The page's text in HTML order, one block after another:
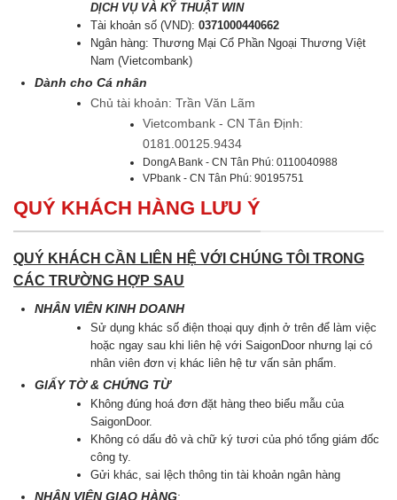
DỊCH VỤ VÀ KỸ THUẬT WIN
Tài khoản số (VND):0371000440662
Ngân hàng: Thương Mại Cổ Phần Ngoại Thương Việt
Nam (Vietcombank)
Dành cho Cá nhân
Chủ tài khoản: Trần Văn Lãm
Vietcombank - CN Tân Định:
0181.00125.9434
DongA Bank - CN Tân Phú: 0110040988
VPbank - CN Tân Phú: 90195751
QUÝ KHÁCH HÀNG LƯU Ý
QUÝ KHÁCH CẦN LIÊN HỆ VỚI CHÚNG TÔI TRONG
CÁC TRƯỜNG HỢP SAU
NHÂN VIÊN KINH DOANH
Sử dụng khác số điện thoại quy định ở trên để làm việc
hoặc ngay sau khi liên hệ với SaigonDoor nhưng lại có
nhân viên đơn vị khác liên hệ tư vấn sản phẩm.
GIẤY TỜ & CHỨNG TỪ
Không đúng hoá đơn đặt hàng theo biểu mẫu của
SaigonDoor.
Không có dấu đỏ và chữ ký tươi của phó tổng giám đốc
công ty.
Gửi khác, sai lệch thông tin tài khoản ngân hàng
NHÂN VIÊN GIAO HÀNG: